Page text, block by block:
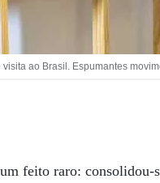
visita ao Brasil. Espumantes
feito raro: